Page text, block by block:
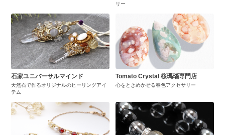
リー
石家ユニバーサルマインド
天然石で作るオリジナルのヒーリングアイ
テム
Tomato Crystal 桜瑪瑙専門店
心をときめかせる春色アクセサリー